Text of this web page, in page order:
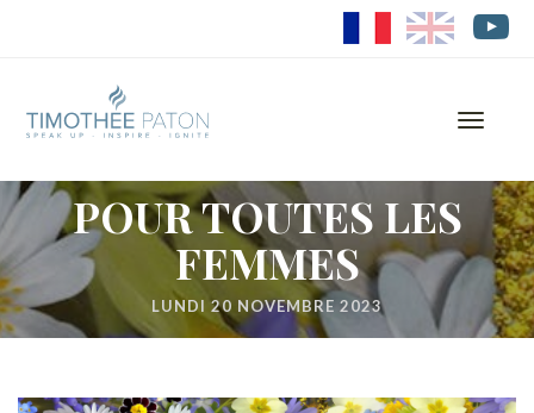
EN
Toggle
POUR TOUTES LES
FEMMES
LUNDI 20 NOVEMBRE 2023